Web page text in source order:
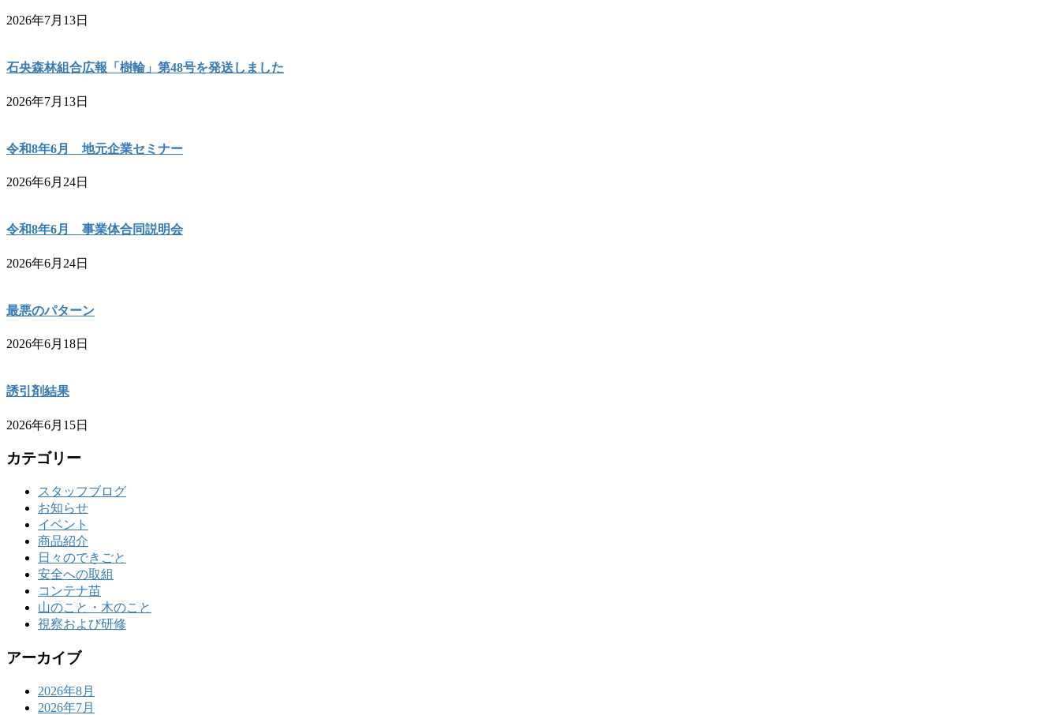
2026年7月13日
石央森林組合広報「樹輪」第48号を発送しました
2026年7月13日
令和8年6月 地元企業セミナー
2026年6月24日
令和8年6月 事業体合同説明会
2026年6月24日
最悪のパターン
2026年6月18日
誘引剤結果
2026年6月15日
カテゴリー
スタッフブログ
お知らせ
イベント
商品紹介
日々のできごと
安全への取組
コンテナ苗
山のこと・木のこと
視察および研修
アーカイブ
2026年8月
2026年7月